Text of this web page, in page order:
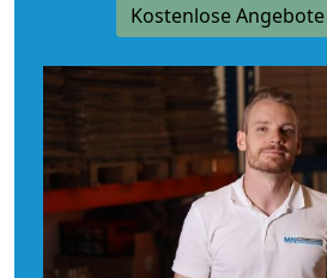
Kostenlose